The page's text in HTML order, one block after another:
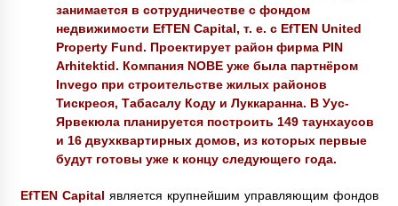
занимается в сотрудничестве с фондом
недвижимости EfTEN Capital, т. е. с EfTEN United
Property Fund. Проектирует район фирма PIN
Arhitektid. Компания NOBE уже была партнёром
Invego при строительстве жилых районов
Тискреоя, Табасалу Коду и Луккаранна. В Уус-
Ярвекюла планируется построить 149 таунхаусов
и 16 двухквартирных домов, из которых первые
будут готовы уже к концу следующего года.
EfTEN Capital является крупнейшим управляющим фондов